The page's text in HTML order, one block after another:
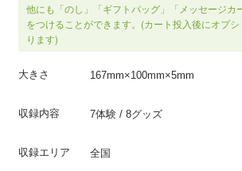
他にも「のし」「ギフトバッグ」「メッセージカ
をつけることができます。(カート投入後にオプ
ります)
大きさ 167mm×100mm×5mm
収録内容 7体験 / 8グッズ
収録エリア 全国